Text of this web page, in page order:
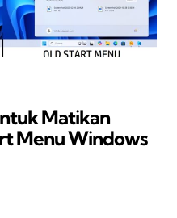
Matikan
Menu Windows